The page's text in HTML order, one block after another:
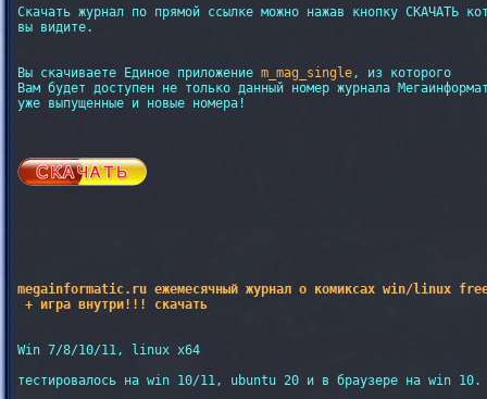
Скачать журнал по прямой ссылке можно нажав кнопку СКАЧАТЬ
вы видите.
Вы скачиваете Единое приложение m_mag_single, из которого
Вам будет доступен не только данный номер журнала
уже выпущенные и новые номера!
megainformatic.ru ежемесячный журнал о комиксах win/linux
+ игра внутри!!! скачать
Win 7/8/10/11, linux x64
тестировалось на win 10/11, ubuntu 20 и в браузере на win 10.